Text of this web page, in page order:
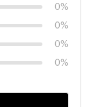
0%
0%
0%
0%